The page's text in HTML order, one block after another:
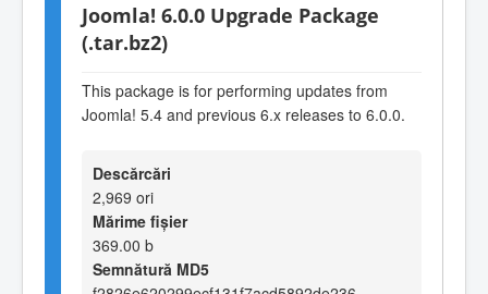
Joomla! 6.0.0 Upgrade Package
(.tar.bz2)
This package is for performing updates from
Joomla! 5.4 and previous 6.x releases to 6.0.0.
Descărcări
2,969 ori
Mărime fișier
369.00 b
Semnătură MD5